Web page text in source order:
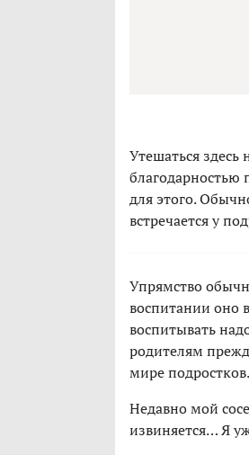
Утешаться
благодарностью
для этого.
встречается у
Упрямство
воспитании оно
воспитывать
родителям
мире подростков.
Недавно мой
извиняется… Я